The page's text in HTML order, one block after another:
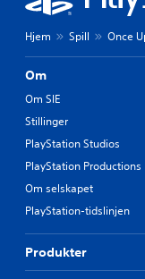
Hjem Spill Once
Om
Om SIE
Stillinger
PlayStation Studios
PlayStation Productions
Om selskapet
PlayStation-tidslinjen
Produkter